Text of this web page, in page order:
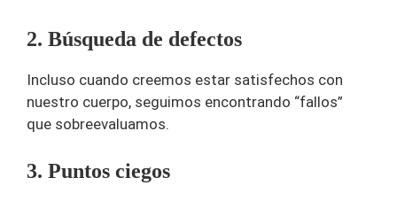
2. Búsqueda de defectos
Incluso cuando creemos estar satisfechos con
nuestro cuerpo, seguimos encontrando “fallos”
que sobreevaluamos.
3. Puntos ciegos